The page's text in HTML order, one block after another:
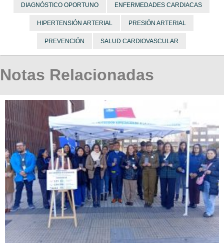
DIAGNÓSTICO OPORTUNO ENFERMEDADES CARDIACAS
HIPERTENSIÓN ARTERIAL PRESIÓN ARTERIAL
PREVENCIÓN SALUD CARDIOVASCULAR
Notas Relacionadas